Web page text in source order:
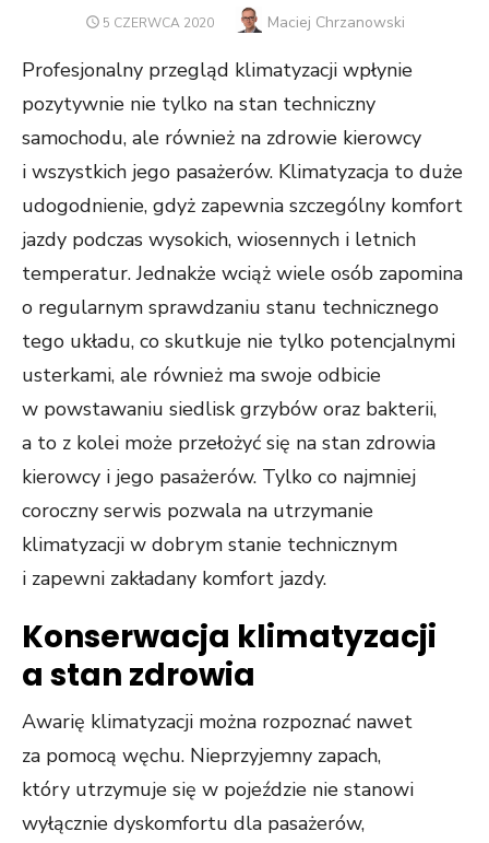
POSTED
5 CZERWCA 2020 Author
Maciej Chrzanowski
Profesjonalny przegląd klimatyzacji wpłynie
pozytywnie nie tylko na stan techniczny
samochodu, ale również na zdrowie kierowcy
i wszystkich jego pasażerów. Klimatyzacja to duże
udogodnienie, gdyż zapewnia szczególny komfort
jazdy podczas wysokich, wiosennych i letnich
temperatur. Jednakże wciąż wiele osób zapomina
o regularnym sprawdzaniu stanu technicznego
tego układu, co skutkuje nie tylko potencjalnymi
usterkami, ale również ma swoje odbicie
w powstawaniu siedlisk grzybów oraz bakterii,
a to z kolei może przełożyć się na stan zdrowia
kierowcy i jego pasażerów. Tylko co najmniej
coroczny serwis pozwala na utrzymanie
klimatyzacji w dobrym stanie technicznym
i zapewni zakładany komfort jazdy.
Konserwacja klimatyzacji
a stan zdrowia
Awarię klimatyzacji można rozpoznać nawet
za pomocą węchu. Nieprzyjemny zapach,
który utrzymuje się w pojeździe nie stanowi
wyłącznie dyskomfortu dla pasażerów,